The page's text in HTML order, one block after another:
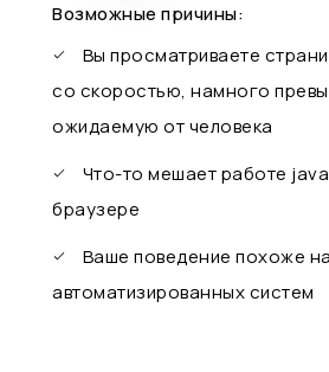
Возможные причины:
Вы просматриваете
со скоростью, намного
ожидаемую от человека
Что-то мешает работе
браузере
Ваше поведение похоже
автоматизированных систем